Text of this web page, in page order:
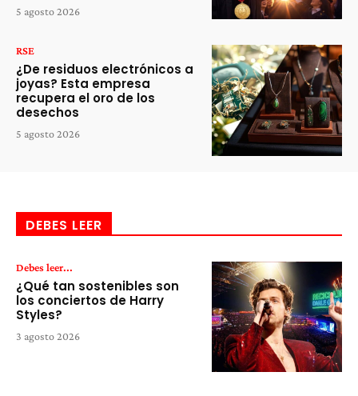
5 agosto 2026
RSE
¿De residuos electrónicos a
joyas? Esta empresa
recupera el oro de los
desechos
5 agosto 2026
DEBES LEER
Debes leer...
¿Qué tan sostenibles son
los conciertos de Harry
Styles?
3 agosto 2026